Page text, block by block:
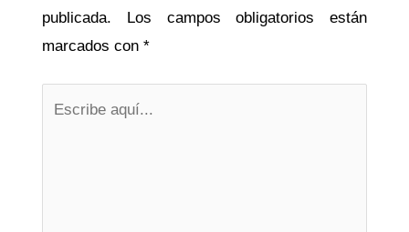
publicada.
Los campos obligatorios están
marcados con *